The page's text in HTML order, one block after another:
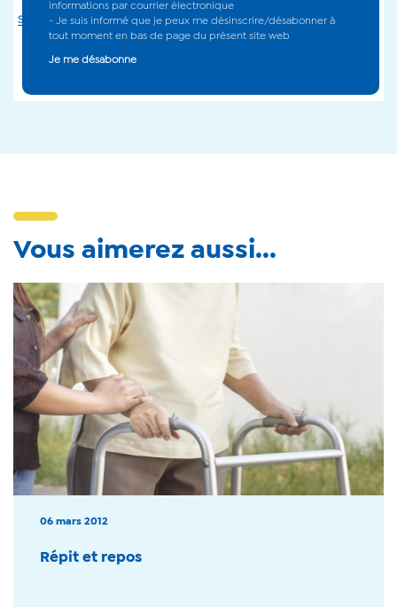
Site Internet de la Maison de l'Aide à la Personne GIP SAP
Vous aimerez aussi...
06 mars 2012
Répit et repos